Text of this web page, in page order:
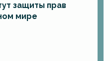
защиты прав
мире